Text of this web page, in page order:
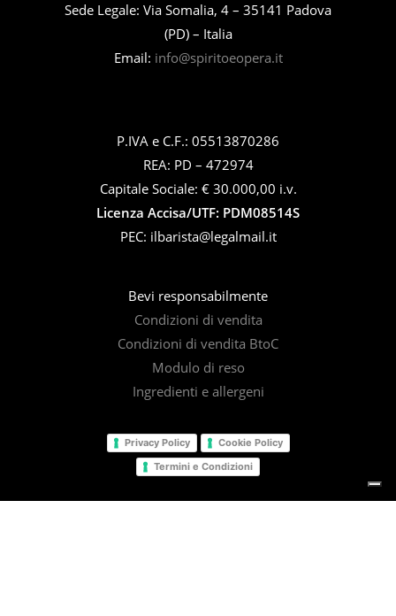
Sede Legale: Via Somalia, 4 – 35141 Padova
(PD) – Italia
Email: info@spiritoeopera.it
P.IVA e C.F.: 05513870286
REA: PD – 472974
Capitale Sociale: € 30.000,00 i.v.
Licenza Accisa/UTF: PDM08514S
PEC: ilbarista@legalmail.it
Bevi responsabilmente
Condizioni di vendita
Condizioni di vendita BtoC
Modulo di reso
Ingredienti e allergeni
Privacy Policy
Cookie Policy
Termini e Condizioni